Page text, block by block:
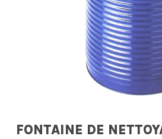
FONTAINE DE